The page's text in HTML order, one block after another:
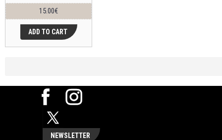
15.00€
ADD TO CART
NEWSLETTER